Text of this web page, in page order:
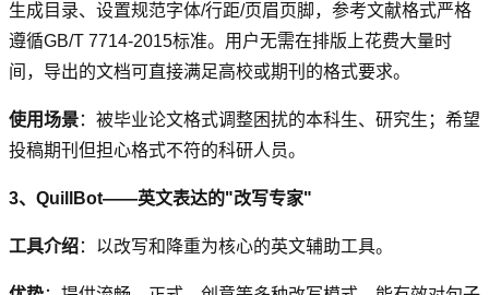
生成目录、设置规范字体/行距/页眉页脚，参考文献格式严格
遵循GB/T 7714-2015标准。用户无需在排版上花费大量时
间，导出的文档可直接满足高校或期刊的格式要求。
使用场景：被毕业论文格式调整困扰的本科生、研究生；希望
投稿期刊但担心格式不符的科研人员。
3、QuillBot——英文表达的"改写专家"
工具介绍：以改写和降重为核心的英文辅助工具。